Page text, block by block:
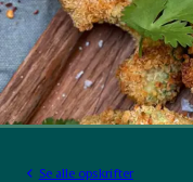
Se alle opskrifter